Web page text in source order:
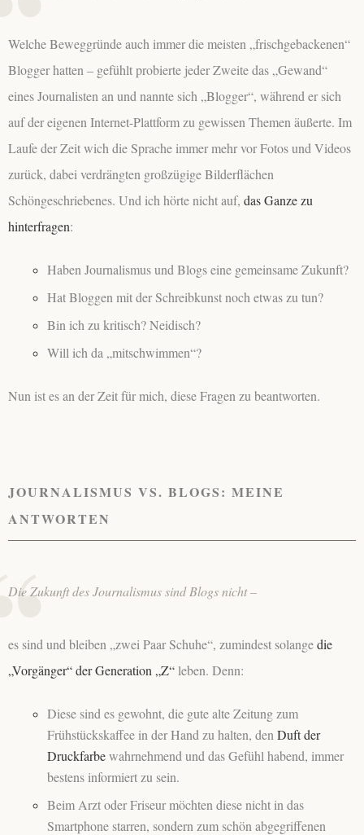
Welche Beweggründe auch immer die meisten „frischgebackenen“
Blogger hatten – gefühlt probierte jeder Zweite das „Gewand“
eines Journalisten an und nannte sich „Blogger“, während er sich
auf der eigenen Internet-Plattform zu gewissen Themen äußerte. Im
Laufe der Zeit wich die Sprache immer mehr vor Fotos und Videos
zurück, dabei verdrängten großzügige Bilderflächen
Schöngeschriebenes. Und ich hörte nicht auf, das Ganze zu
hinterfragen:
Haben Journalismus und Blogs eine gemeinsame Zukunft?
Hat Bloggen mit der Schreibkunst noch etwas zu tun?
Bin ich zu kritisch? Neidisch?
Will ich da „mitschwimmen“?
Nun ist es an der Zeit für mich, diese Fragen zu beantworten.
JOURNALISMUS VS. BLOGS: MEINE
ANTWORTEN
Die Zukunft des Journalismus sind Blogs nicht–
es sind und bleiben „zwei Paar Schuhe“, zumindest solangedie
„Vorgänger“ der Generation „Z“leben. Denn:
Diese sind es gewohnt, die gute alte Zeitung zum
Frühstückskaffee in der Hand zu halten, den Duft der
Druckfarbewahrnehmend und das Gefühl habend, immer
bestens informiert zu sein.
Beim Arzt oder Friseur möchten diese nicht in das
Smartphone starren, sondern zum schön abgegriffenen